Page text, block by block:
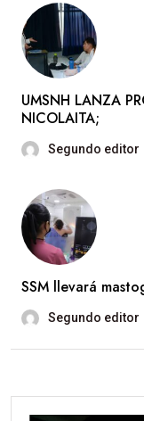
UMSNH LANZA
NICOLAITA;
Segundo editor
SSM llevará
Segundo editor